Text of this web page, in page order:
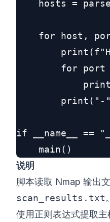
hosts =
for host,
for port
print("-
if __name__ ==
说明
脚本读取 Nmap 输出
scan_results.txt。
使用正则表达式提取主